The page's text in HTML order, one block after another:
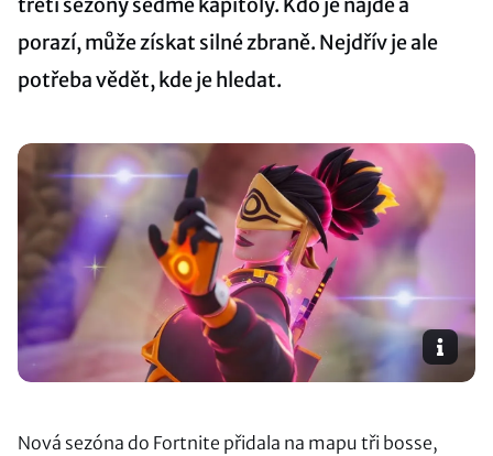
porazí, může získat silné zbraně. Nejdřív je ale
potřeba vědět, kde je hledat.
Nová sezóna do Fortnite přidala na mapu tři bosse,